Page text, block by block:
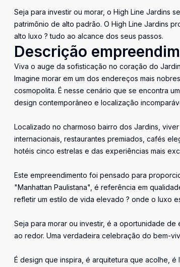
Seja para investir ou morar, o High Line Jardins
patrimônio de alto padrão. O High Line Jardins
alto luxo ? tudo ao alcance dos seus passos.
Descrição
Viva o auge da sofisticação no coração do
Imagine morar em um dos endereços mais
cosmopolita. É nesse cenário que se encontra
design contemporâneo e localização
Localizado no charmoso bairro dos Jardins,
internacionais, restaurantes premiados, cafés
hotéis cinco estrelas e das experiências mais
Este empreendimento foi pensado para
"Manhattan Paulistana", é referência em
refletir um estilo de vida elevado ? onde o luxo
Seja para morar ou investir, é a oportunidade
ao redor. Uma verdadeira celebração do bem-
É design que inspira, é arquitetura que acolhe, é